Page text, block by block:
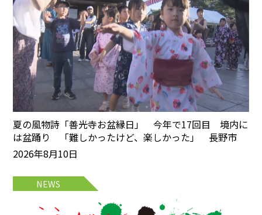
夏の風物詩「善光寺お盆縁日」 今年で17回目 境内に
は盆踊り 「難しかったけど、楽しかった」 長野市
2026年8月10日
NEWS